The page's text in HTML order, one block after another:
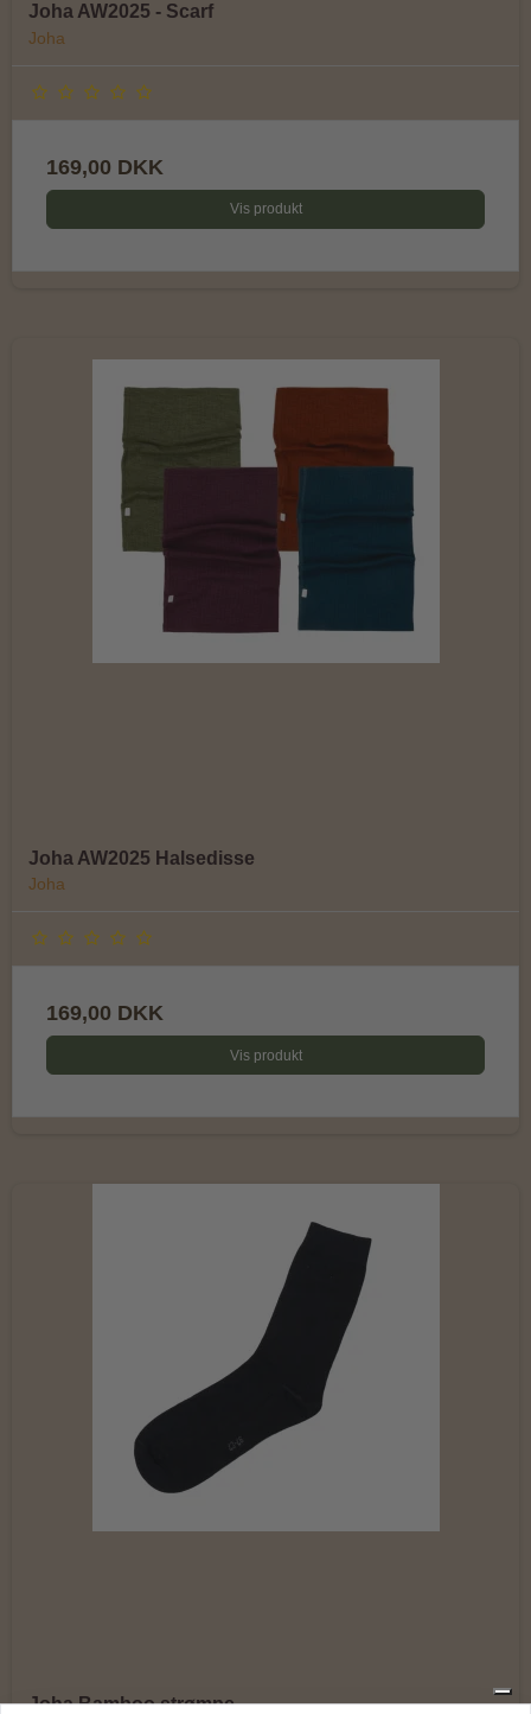
Joha AW2025 - Scarf
Joha
169,00 DKK
Vis produkt
Joha AW2025 Halsedisse
Joha
169,00 DKK
Vis produkt
Joha Bamboo strømpe